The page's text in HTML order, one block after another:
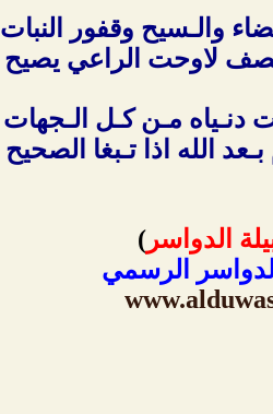
والـسيح وقفور النبات
لاوحت الراعي يصيح
دنـياه مـن كـل الـجهات
الله اذا تـبغا الصحيح
الدواسر)
الرسمي